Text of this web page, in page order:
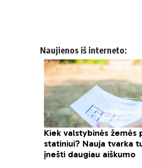
Naujienos iš interneto: